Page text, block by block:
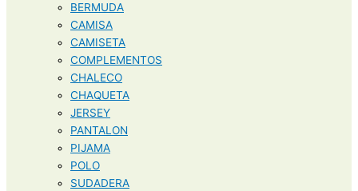
BERMUDA
CAMISA
CAMISETA
COMPLEMENTOS
CHALECO
CHAQUETA
JERSEY
PANTALON
PIJAMA
POLO
SUDADERA